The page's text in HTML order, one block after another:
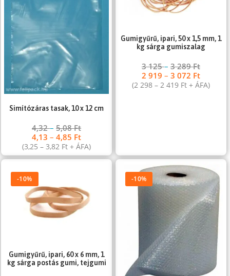
Simítózáras tasak, 10 x 12 cm
4,32–5,08Ft
4,13–4,85 Ft
(3,25–3,82 Ft + ÁFA)
Gumigyűrű, ipari, 50 x 1,5 mm, 1
kg sárga gumiszalag
3 125– 3 289Ft
2 919 – 3 072 Ft
(2 298 – 2 419 Ft+ ÁFA)
-10%
Gumigyűrű, ipari, 60 x 6 mm, 1
kg sárga postás gumi, tejgumi
-10%